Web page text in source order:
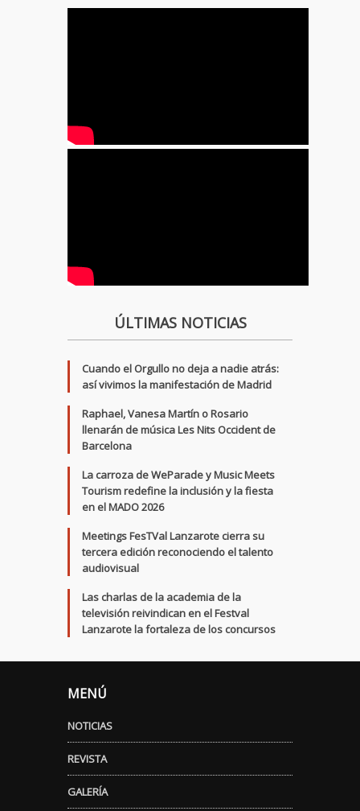
ÚLTIMAS NOTICIAS
Cuando el Orgullo no deja a nadie atrás:
así vivimos la manifestación de Madrid
Raphael, Vanesa Martín o Rosario
llenarán de música Les Nits Occident de
Barcelona
La carroza de WeParade y Music Meets
Tourism redefine la inclusión y la fiesta
en el MADO 2026
Meetings FesTVal Lanzarote cierra su
tercera edición reconociendo el talento
audiovisual
Las charlas de la academia de la
televisión reivindican en el Festval
Lanzarote la fortaleza de los concursos
MENÚ
NOTICIAS
REVISTA
GALERÍA